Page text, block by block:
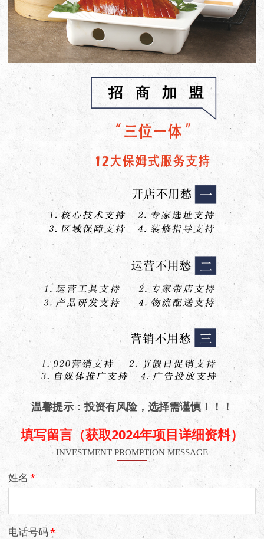
温馨提示：投资有风险，选择需谨慎！！！
填写留言（获取2024年项目详细资料）
INVESTMENT PROMPTION MESSAGE
姓名 *
电话号码*